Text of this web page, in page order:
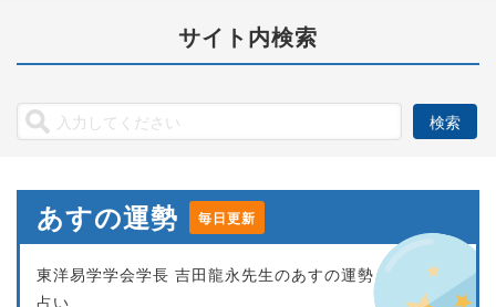
サイト内検索
あすの運勢 毎日更新
東洋易学学会学長 吉田龍永先生のあすの運勢
占い